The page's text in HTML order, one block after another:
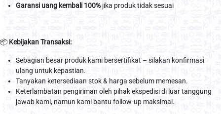
Garansi uang kembali 100%jika produk tidak sesuai
📦 Kebijakan Transaksi:
Sebagian besar produk kami bersertifikat – silakan konfirmasi
ulang untuk kepastian.
Tanyakan ketersediaan stok & harga sebelum memesan.
Keterlambatan pengiriman oleh pihak ekspedisi di luar tanggung
jawab kami, namun kami bantu follow-up maksimal.